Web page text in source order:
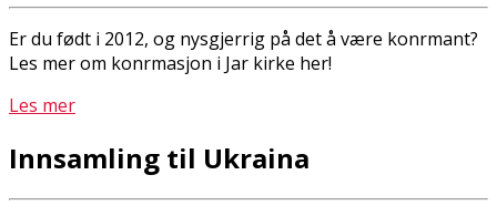
Er du født i 2012, og nysgjerrig på det å være konfirmant?
Les mer om konfirmasjon i Jar kirke her!
Les mer
Innsamling til Ukraina